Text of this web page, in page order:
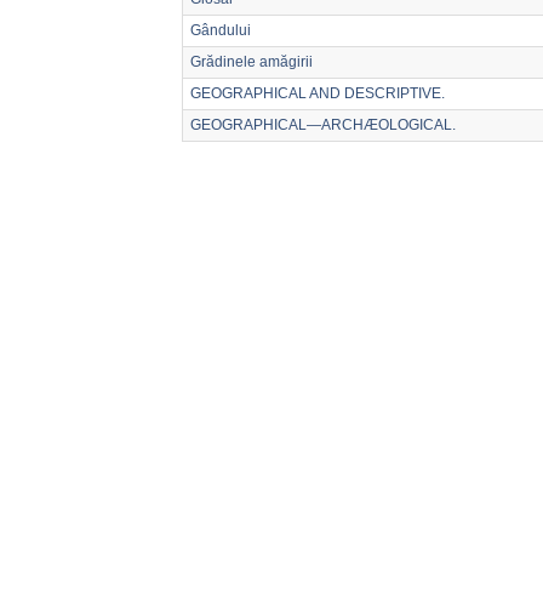
Gândului
Grădinele amăgirii
GEOGRAPHICAL AND DESCRIPTIVE.
GEOGRAPHICAL—ARCHÆOLOGICAL.